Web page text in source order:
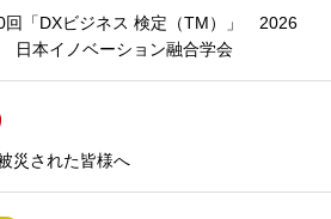
「DXビジネス 検定（TM）」 2026
日本イノベーション融合学会
災された皆様へ